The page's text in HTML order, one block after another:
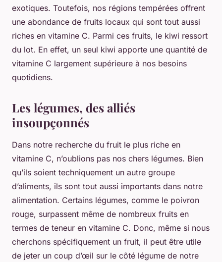
exotiques. Toutefois, nos régions tempérées offrent
une abondance de fruits locaux qui sont tout aussi
riches en vitamine C. Parmi ces fruits, le kiwi ressort
du lot. En effet, un seul kiwi apporte une quantité de
vitamine C largement supérieure à nos besoins
quotidiens.
Les légumes, des alliés
insoupçonnés
Dans notre recherche du fruit le plus riche en
vitamine C, n’oublions pas nos chers légumes. Bien
qu’ils soient techniquement un autre groupe
d’aliments, ils sont tout aussi importants dans notre
alimentation. Certains légumes, comme le poivron
rouge, surpassent même de nombreux fruits en
termes de teneur en vitamine C. Donc, même si nous
cherchons spécifiquement un fruit, il peut être utile
de jeter un coup d’œil sur le côté légume de notre